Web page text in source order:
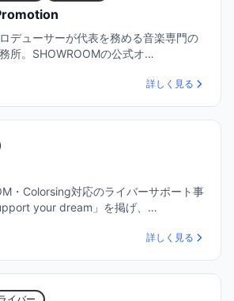
デューサーが代表を務める音楽専門の
所。SHOWROOMの公式オ…
詳しく見る
・Colorsing対応のライバーサポート事
your dream」を掲げ、…
詳しく見る